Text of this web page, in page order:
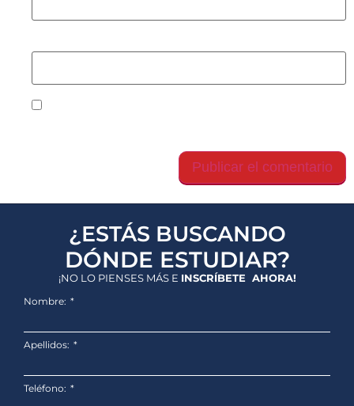
¿ESTÁS BUSCANDO
DÓNDE ESTUDIAR?
¡NO LO PIENSES MÁS E INSCRÍBETE AHORA!
Nombre:
Apellidos:
Teléfono: